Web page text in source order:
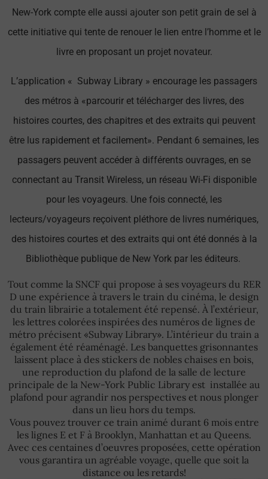
New-York compte elle aussi ajouter son petit grain de sel à
cette initiative qui tente de renouer le lien entre l’homme et le
livre en proposant un projet novateur.
L’application « Subway Library » encourage les passagers
des métros à «parcourir et télécharger des livres, des
histoires courtes, des chapitres et des extraits qui peuvent
être lus rapidement et facilement». Pendant 6 semaines, les
passagers peuvent accéder à différents ouvrages, en se
connectant au Transit Wireless, un réseau Wi-Fi disponible
pour les voyageurs. Une fois connecté, les
lecteurs/voyageurs reçoivent pléthore de livres numériques,
des histoires courtes et des extraits qui ont été donnés à la
Bibliothèque publique de New York par les éditeurs.
Tout comme la SNCF qui propose à ses voyageurs du RER
D une expérience à travers le train du cinéma, le design
du train librairie a totalement été repensé. À l’extérieur,
les lettres colorées inspirées des numéros de lignes de
métro précisent «Subway Library». L’intérieur du train a
également été réaménagé. Les banquettes grisonnantes
laissent place à des stickers de nobles chaises en bois,
une reproduction du plafond de la salle de lecture
principale de la New-York Public Library est installée au
plafond pour agrandir nos perspectives et nous plonger
dans un lieu hors du temps.
Vous pouvez trouver ce train animé durant 6 mois entre
les lignes E et F à Brooklyn, Manhattan et au Queens.
Avec ces centaines d’oeuvres proposées, cette opération
vous garantira un agréable voyage, quelle que soit la
distance ou les retards!